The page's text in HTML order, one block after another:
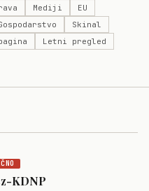
Mediji
EU
Skinal
Letni pregled
KDNP